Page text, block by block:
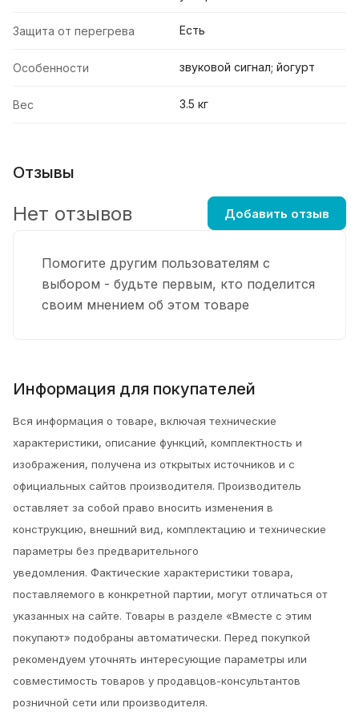
Защита от перегрева Есть
Особенности звуковой сигнал; йогурт
Вес 3.5 кг
Отзывы
Помогите другим пользователям с
выбором - будьте первым, кто поделится
своим мнением об этом товаре
Нет отзывов Добавить отзыв
Информация для покупателей
Вся информация о товаре, включая технические
характеристики, описание функций, комплектность и
изображения, получена из открытых источников и с
официальных сайтов производителя. Производитель
оставляет за собой право вносить изменения в
конструкцию, внешний вид, комплектацию и технические
параметры без предварительного
уведомления. Фактические характеристики товара,
поставляемого в конкретной партии, могут отличаться от
указанных на сайте. Товары в разделе «Вместе с этим
покупают» подобраны автоматически. Перед покупкой
рекомендуем уточнять интересующие параметры или
совместимость товаров у продавцов-консультантов
розничной сети или производителя.